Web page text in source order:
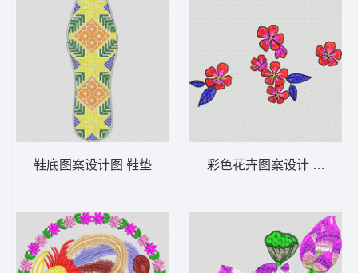
鞋底图案设计图 鞋垫 彩色花卉图案设计 简单花